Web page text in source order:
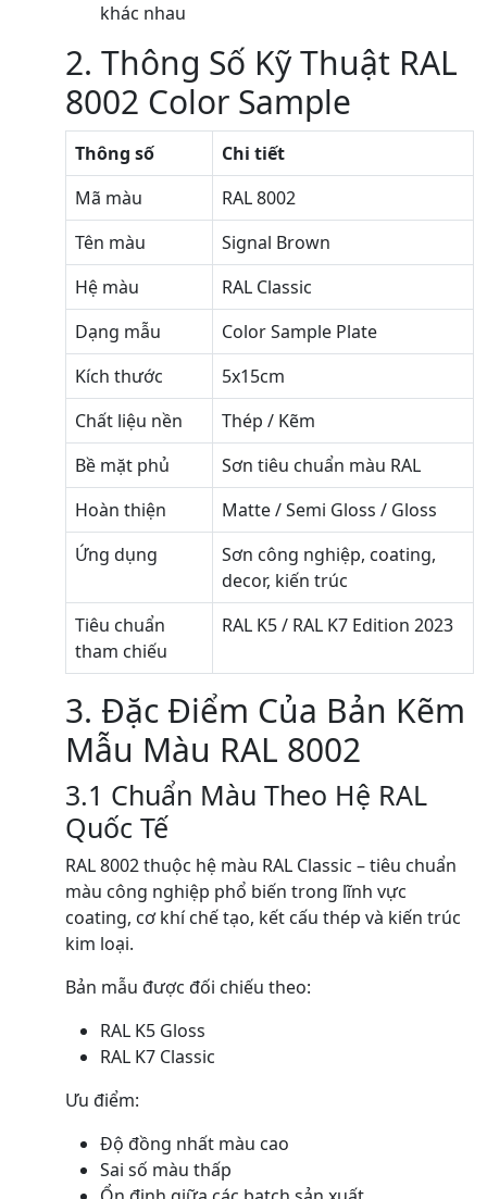
khác nhau
2. Thông Số Kỹ Thuật RAL
8002 Color Sample
Thông số
Chi tiết
Mã màu
RAL 8002
Tên màu
Signal Brown
Hệ màu
RAL Classic
Dạng mẫu
Color Sample Plate
Kích thước
5x15cm
Chất liệu nền
Thép / Kẽm
Bề mặt phủ
Sơn tiêu chuẩn màu RAL
Hoàn thiện
Matte / Semi Gloss / Gloss
Ứng dụng
Sơn công nghiệp, coating,
decor, kiến trúc
Tiêu chuẩn
tham chiếu
RAL K5 / RAL K7 Edition 2023
3. Đặc Điểm Của Bản Kẽm
Mẫu Màu RAL 8002
3.1 Chuẩn Màu Theo Hệ RAL
Quốc Tế
RAL 8002 thuộc hệ màu RAL Classic – tiêu chuẩn
màu công nghiệp phổ biến trong lĩnh vực
coating, cơ khí chế tạo, kết cấu thép và kiến trúc
kim loại.
Bản mẫu được đối chiếu theo:
RAL K5 Gloss
RAL K7 Classic
Ưu điểm:
Độ đồng nhất màu cao
Sai số màu thấp